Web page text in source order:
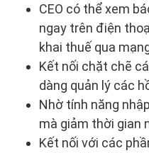
CEO có thể xem
ngay trên điện
khai thuế qua
Kết nối chặt chẽ
dàng quản lý các
Nhờ tính năng
mà giảm thời gian
Kết nối với các